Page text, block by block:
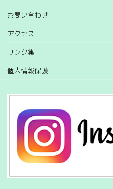
お問い合わせ
アクセス
リンク集
個人情報保護